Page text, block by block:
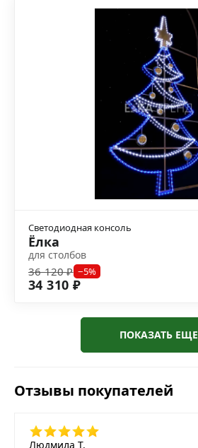
Светодиодная консоль
Ёлка
для столбов
36 120 ₽ −5%
34 310 ₽
ПОКАЗАТЬ ЕЩЕ
Отзывы покупателей
Людмила Т.